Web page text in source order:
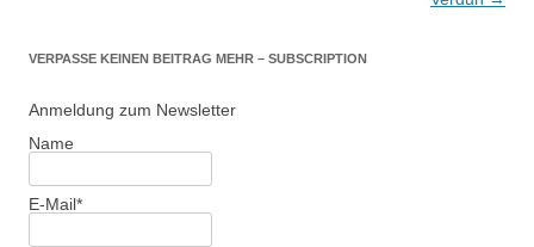
VERPASSE KEINEN BEITRAG MEHR – SUBSCRIPTION
Anmeldung zum Newsletter
Name
E-Mail*